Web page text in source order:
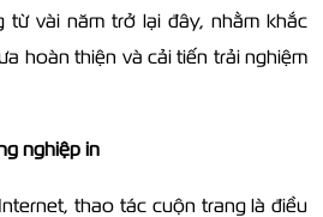
từ vài năm trở lại đây, nhằm khắc
hoàn thiện và cải tiến trải nghiệm
nghiệp in
thao tác cuộn trang là điều